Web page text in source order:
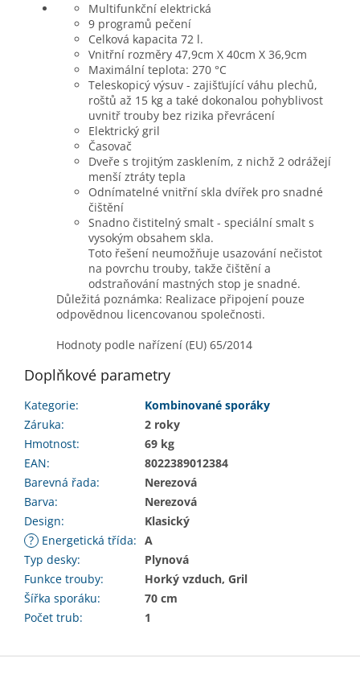
Multifunkční elektrická
9 programů pečení
Celková kapacita 72 l.
Vnitřní rozměry 47,9cm X 40cm X 36,9cm
Maximální teplota: 270 °C
Teleskopicý výsuv - zajišťující váhu plechů,
roštů až 15 kg a také dokonalou pohyblivost
uvnitř trouby bez rizika převrácení
Elektrický gril
Časovač
Dveře s trojitým zasklením, z nichž 2 odrážejí
menší ztráty tepla
Odnímatelné vnitřní skla dvířek pro snadné
čištění
Snadno čistitelný smalt - speciální smalt s
vysokým obsahem skla.
Toto řešení neumožňuje usazování nečistot
na povrchu trouby, takže čištění a
odstraňování mastných stop je snadné.
Důležitá poznámka: Realizace připojení pouze
odpovědnou licencovanou společnosti.
Hodnoty podle nařízení (EU) 65/2014
Doplňkové parametry
Kategorie:
Kombinované sporáky
Záruka:
2 roky
Hmotnost:
69 kg
EAN:
8022389012384
Barevná řada:
Nerezová
Barva:
Nerezová
Design:
Klasický
? Energetická třída: A
Typ desky:
Plynová
Funkce trouby:
Horký vzduch, Gril
Šířka sporáku:
70 cm
Počet trub: 1
Z